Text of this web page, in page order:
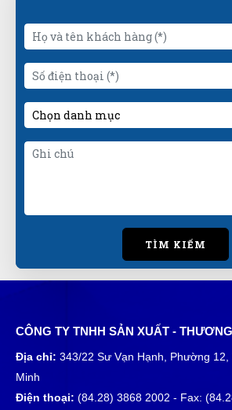
TÌM KIẾM
CÔNG TY TNHH SẢN XUẤT -
Địa chỉ: 343/22 Sư Vạn Hạnh, Phường
Minh
Điện thoại: (84.28) 3868 2002 - Fax: